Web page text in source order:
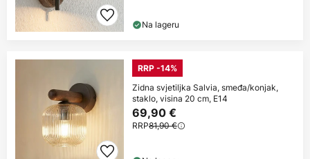
Na lageru
RRP -14%
Zidna svjetiljka Salvia, smeđa/konjak,
staklo, visina 20 cm, E14
69,90 €
RRP81,90 €